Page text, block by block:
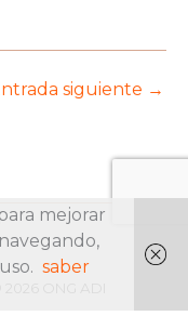
siguiente →
ONG ADI
mejorar
saber